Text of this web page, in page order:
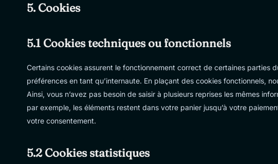
5. Cookies
5.1 Cookies techniques ou fonctionnels
Certains cookies assurent le fonctionnement correct de certaines parties
préférences en tant qu’internaute. En plaçant des cookies fonctionnels,
Ainsi, vous n’avez pas besoin de saisir à plusieurs reprises les mêmes
par exemple, les éléments restent dans votre panier jusqu’à votre
votre consentement.
5.2 Cookies statistiques